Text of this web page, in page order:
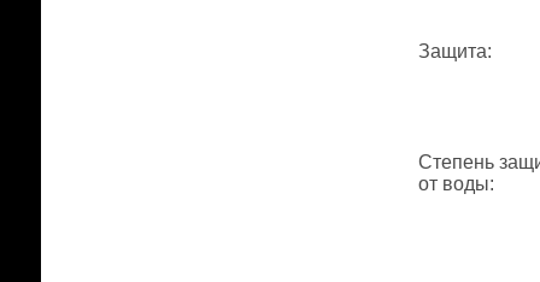
Защита:
Степень
от воды: